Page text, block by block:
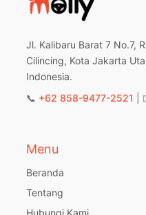
Jl. Kalibaru Barat 7 No.7,
Cilincing, Kota Jakarta
Indonesia.
📞 +62 858-9477-2521 |
Menu
Beranda
Tentang
Hubungi Kami